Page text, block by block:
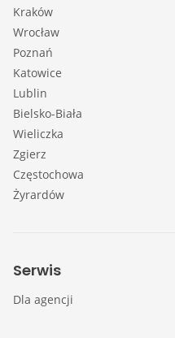
Kraków
Wrocław
Poznań
Katowice
Lublin
Bielsko-Biała
Wieliczka
Zgierz
Częstochowa
Żyrardów
Serwis
Dla agencji